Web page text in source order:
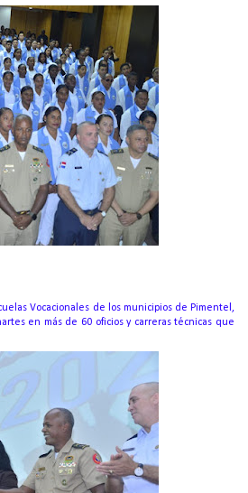
Vocacionales de los municipios de Pimentel,
en más de 60 oficios y carreras técnicas que